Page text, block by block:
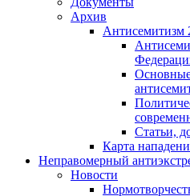
Архив
Антисемитизм
Статьи,
Карта
Неправомерный
Новости